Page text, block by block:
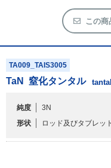
この商
TA009_TAIS3005
TaN 窒化タンタル
純度
3N
形状
ロッド及びタブレッ